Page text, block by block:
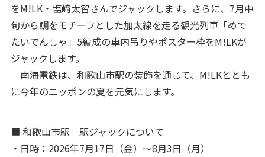
をM!LK・塩﨑太智さんでジャックします。さらに、7月中
旬から鯛をモチーフとした加太線を走る観光列車「めで
たいでんしゃ」5編成の車内吊りやポスター枠をM!LKが
ジャックします。
南海電鉄は、和歌山市駅の装飾を通じて、M!LKととも
に今年のニッポンの夏を元気にします。
■ 和歌山市駅 駅ジャックについて
・日時：2026年7月17日（金）〜8月3日（月）